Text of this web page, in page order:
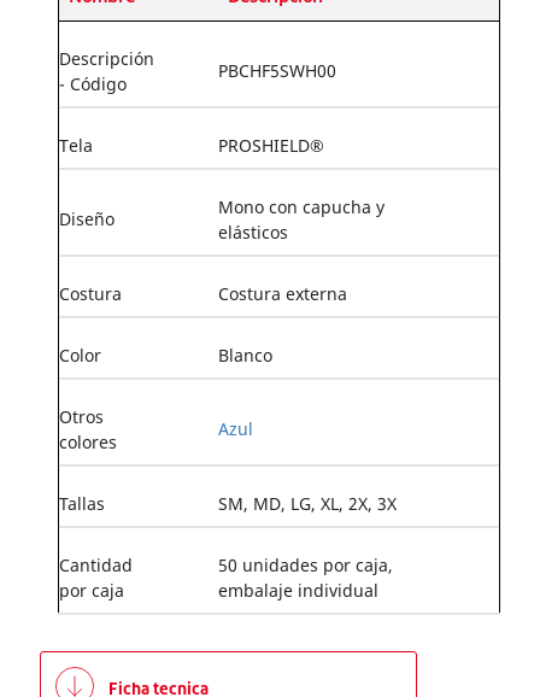
Descripción
- Código
PBCHF5SWH00
Tela PROSHIELD®
Diseño
Mono con capucha y
elásticos
Costura Costura externa
Color Blanco
Otros
colores
Azul
Tallas SM, MD, LG, XL, 2X, 3X
Cantidad
por caja
50 unidades por caja,
embalaje individual
Ficha tecnica